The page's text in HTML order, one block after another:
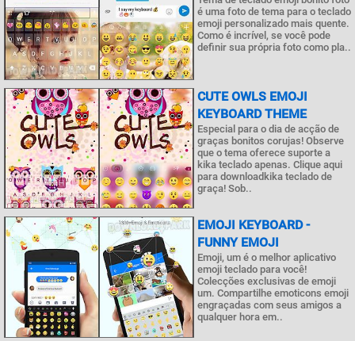
é uma foto de tema para o teclado
emoji personalizado mais quente.
Como é incrível, se você pode
definir sua própria foto como pla..
CUTE OWLS EMOJI
KEYBOARD THEME
Especial para o dia de acção de
graças bonitos corujas! Observe
que o tema oferece suporte a
kika teclado apenas. Clique aqui
para downloadkika teclado de
graça! Sob..
EMOJI KEYBOARD -
FUNNY EMOJI
Emoji, um é o melhor aplicativo
emoji teclado para você!
Colecções exclusivas de emoji
um. Compartilhe emoticons emoji
engraçadas com seus amigos a
qualquer hora em..